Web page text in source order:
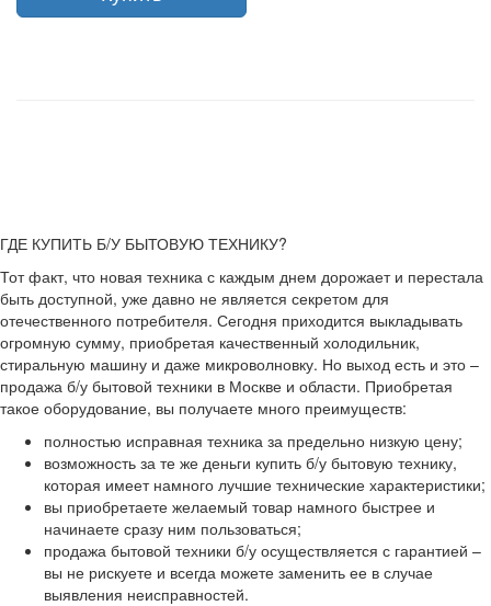
ГДЕ КУПИТЬ Б/У БЫТОВУЮ ТЕХНИКУ?
Тот факт, что новая техника с каждым днем дорожает и перестала
быть доступной, уже давно не является секретом для
отечественного потребителя. Сегодня приходится выкладывать
огромную сумму, приобретая качественный холодильник,
стиральную машину и даже микроволновку. Но выход есть и это –
продажа б/у бытовой техники в Москве и области. Приобретая
такое оборудование, вы получаете много преимуществ:
полностью исправная техника за предельно низкую цену;
возможность за те же деньги купить б/у бытовую технику,
которая имеет намного лучшие технические характеристики;
вы приобретаете желаемый товар намного быстрее и
начинаете сразу ним пользоваться;
продажа бытовой техники б/у осуществляется с гарантией –
вы не рискуете и всегда можете заменить ее в случае
выявления неисправностей.